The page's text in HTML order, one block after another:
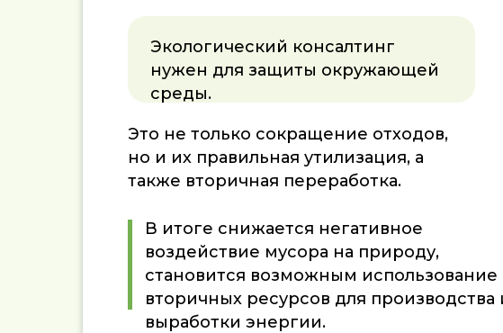
В итоге снижается негативное
воздействие мусора на природу,
становится возможным использование
вторичных ресурсов для производства
выработки энергии.
Экологический консалтинг
нужен для защиты окружающей
среды.
Это не только сокращение отходов,
но и их правильная утилизация, а
также вторичная переработка.